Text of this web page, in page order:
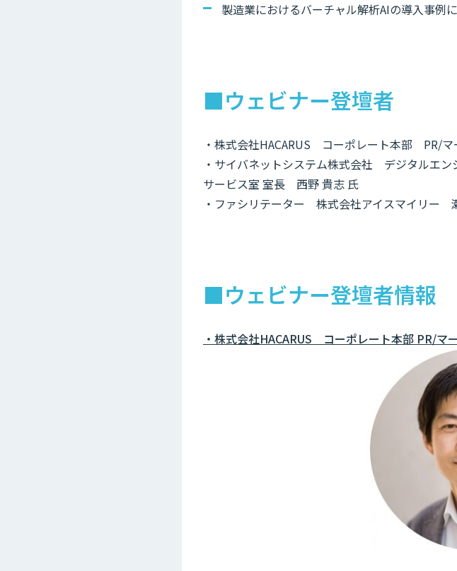
製造業におけるバーチャル解析AIの導入事例
■ウェビナー登壇者
・株式会社HACARUS コーポレート本部 PR/
・サイバネットシステム株式会社 デジタルエ
サービス室 室長 西野 貴志 氏
・ファシリテーター 株式会社アイスマイリー
■ウェビナー登壇者情報
・株式会社HACARUS コーポレート本部 PR/